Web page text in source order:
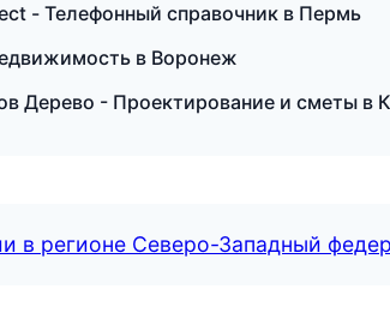
- Телефонный справочник в Пермь
в Воронеж
Дерево - Проектирование и сметы в
в регионе Северо-Западный